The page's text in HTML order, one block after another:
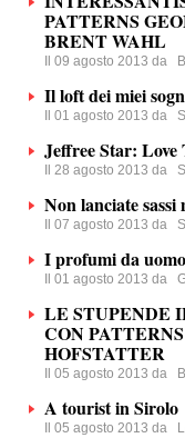
PATTERNS
BRENT WAHL
Il 09 agosto 2013 da
Il loft dei miei
Il 01 agosto 2013 da
Jeffree Star:
Il 28 agosto 2013 da
Non lanciate sassi
Il 07 agosto 2013 da
I profumi da
Il 01 agosto 2013 da
LE STUPENDE
CON
HOFSTATTER
Il 05 agosto 2013 da
A tourist in Sirolo
Il 05 agosto 2013 da